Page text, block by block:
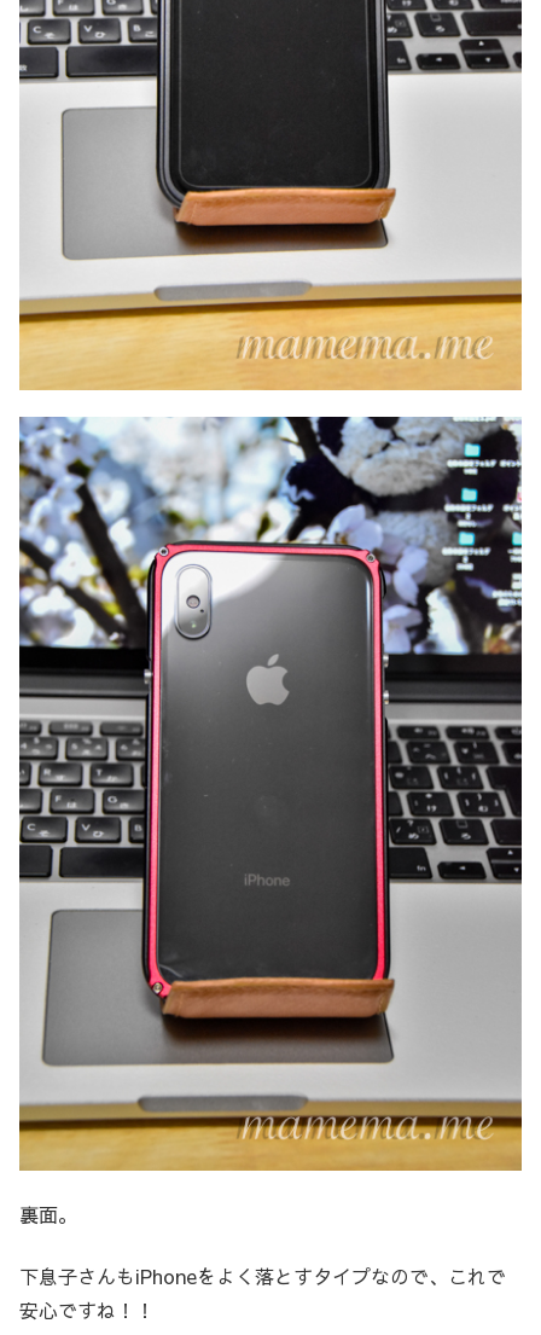
裏面。
下息子さんもiPhoneをよく落とすタイプなので、これで
安心ですね！！